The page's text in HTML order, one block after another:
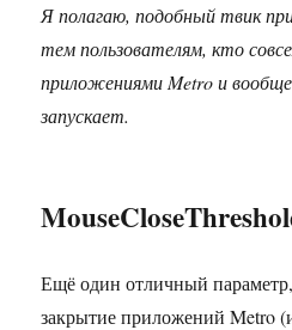
Я полагаю, подобный твик
тем пользователям, кто
приложениями Metro и вообще
запускает.
Ещё один отличный
закрытие приложений Metro